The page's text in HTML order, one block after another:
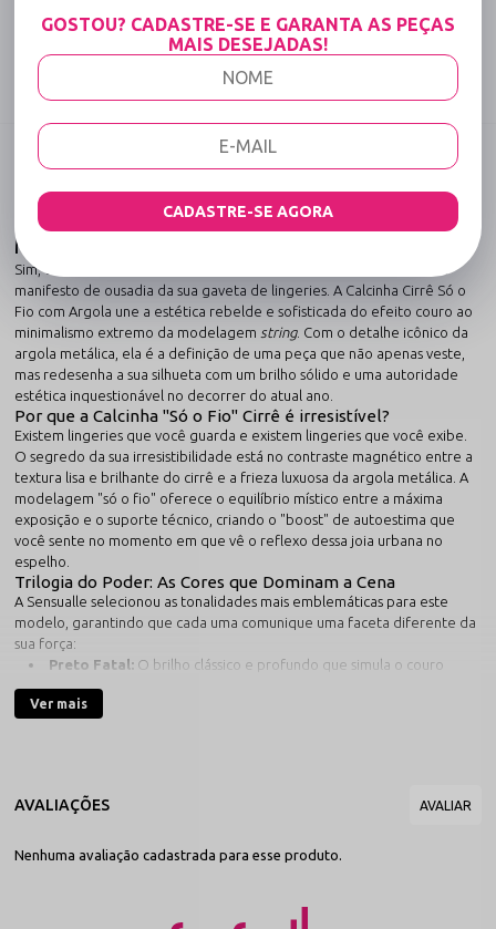
Tabela de medidas
Compartilhe:
Calcinha Cirrê Só o Fio com Argola: O
Minimalismo Provocante do Brilho Couro
Sim, o impacto visual é absoluto: esta peça foi concebida para ser o
manifesto de ousadia da sua gaveta de lingeries. A Calcinha Cirrê Só o
Fio com Argola une a estética rebelde e sofisticada do efeito couro ao
minimalismo extremo da modelagem string. Com o detalhe icônico da
argola metálica, ela é a definição de uma peça que não apenas veste,
mas redesenha a sua silhueta com um brilho sólido e uma autoridade
estética inquestionável no decorrer do atual ano.
Por que a Calcinha "Só o Fio" Cirrê é irresistível?
Existem lingeries que você guarda e existem lingeries que você exibe.
O segredo da sua irresistibilidade está no contraste magnético entre a
textura lisa e brilhante do cirrê e a frieza luxuosa da argola metálica. A
modelagem "só o fio" oferece o equilíbrio místico entre a máxima
exposição e o suporte técnico, criando o "boost" de autoestima que
você sente no momento em que vê o reflexo dessa joia urbana no
espelho.
Trilogia do Poder: As Cores que Dominam a Cena
A Sensualle selecionou as tonalidades mais emblemáticas para este
modelo, garantindo que cada uma comunique uma faceta diferente da
sua força:
Preto Fatal: O brilho clássico e profundo que simula o couro
com perfeição e mistério.
Branco Luxo:
Tecido Cirrê Premium:
Acabamento de alta densidade com
maleável.
Ver mais
Nenhuma avaliação cadastrada para esse produto.
GOSTOU? CADASTRE-SE E GARANTA AS PEÇAS
MAIS DESEJADAS!
CADASTRE-SE AGORA